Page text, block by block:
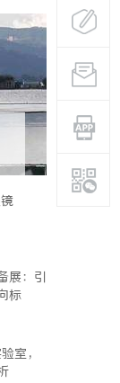
展：引
标
室，